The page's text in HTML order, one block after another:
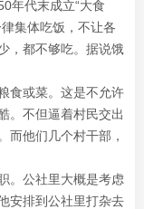
年代末成立“大食
集体吃饭，不让各
，都不够吃。据说饿
食或菜。这是不允许
。不但逼着村民交出
而他们几个村干部，
。公社里大概是考虑
安排到公社里打杂去